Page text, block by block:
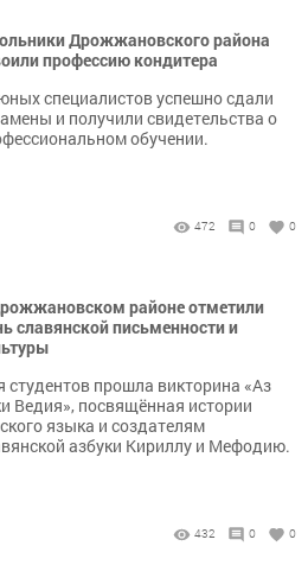
Дрожжановского района
профессию кондитера
специалистов успешно сдали
и получили свидетельства о
обучении.
472 0 0
районе отметили
славянской письменности и
студентов прошла викторина «Аз
Ведия», посвящённая истории
языка и создателям
азбуки Кириллу и Мефодию.
432 0 0